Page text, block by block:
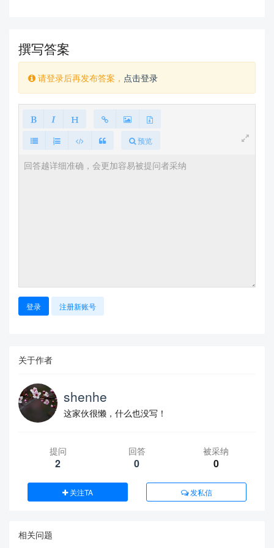
撰写答案
请登录后再发布答案， 点击登录
预览
登录 注册新账号
关于作者
shenhe
这家伙很懒，什么也没写！
提问
2
回答
0
被采纳
0
关注TA 发私信
相关问题